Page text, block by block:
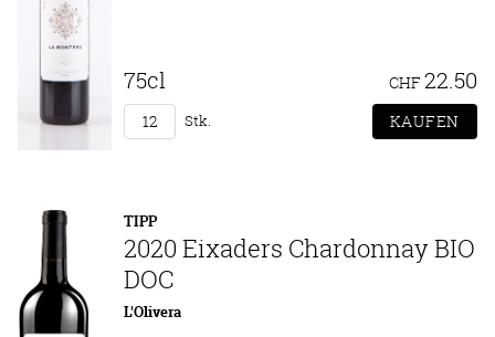
75cl CHF 22.50
Stk.
TIPP
2020 Eixaders Chardonnay BIO
DOC
L'Olivera